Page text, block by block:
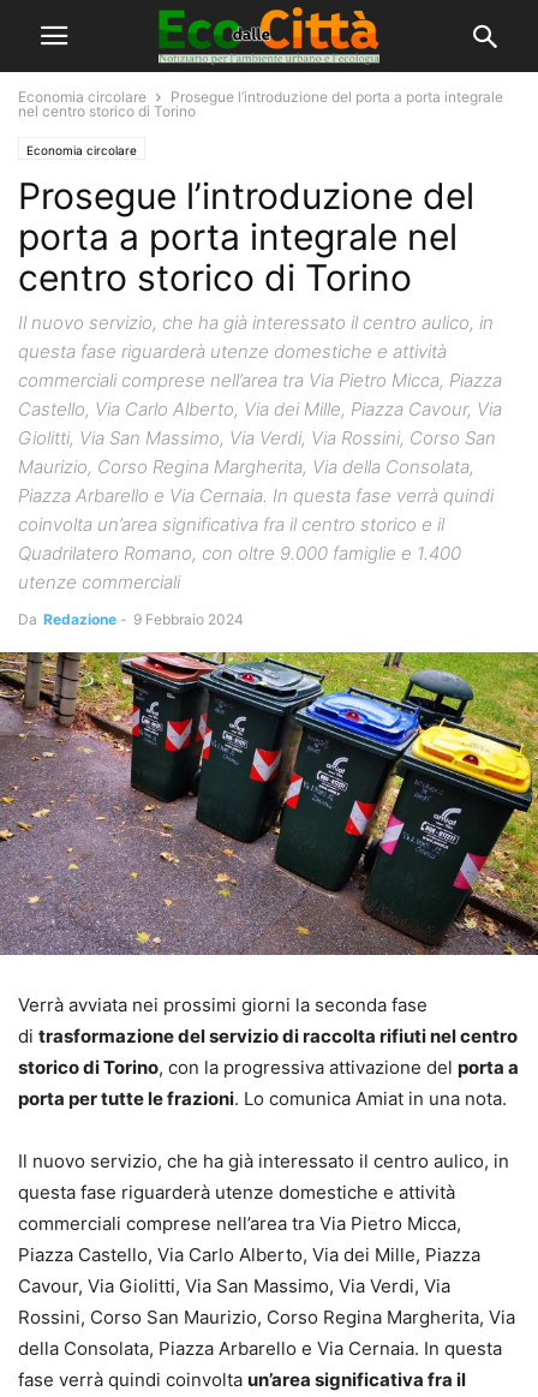
Economia circolare
Prosegue l’introduzione del porta a porta integrale
nel centro storico di Torino
Economia circolare
Prosegue l’introduzione del
porta a porta integrale nel
centro storico di Torino
Il nuovo servizio, che ha già interessato il centro aulico, in
questa fase riguarderà utenze domestiche e attività
commerciali comprese nell’area tra Via Pietro Micca, Piazza
Castello, Via Carlo Alberto, Via dei Mille, Piazza Cavour, Via
Giolitti, Via San Massimo, Via Verdi, Via Rossini, Corso San
Maurizio, Corso Regina Margherita, Via della Consolata,
Piazza Arbarello e Via Cernaia. In questa fase verrà quindi
coinvolta un’area significativa fra il centro storico e il
Quadrilatero Romano, con oltre 9.000 famiglie e 1.400
utenze commerciali
Da Redazione - 9 Febbraio 2024
Verrà avviata nei prossimi giorni la seconda fase
di trasformazione del servizio di raccolta rifiuti nel centro
storico di Torino, con la progressiva attivazione del porta a
porta per tutte le frazioni. Lo comunica Amiat in una nota.
Il nuovo servizio, che ha già interessato il centro aulico, in
questa fase riguarderà utenze domestiche e attività
commerciali comprese nell’area tra Via Pietro Micca,
Piazza Castello, Via Carlo Alberto, Via dei Mille, Piazza
Cavour, Via Giolitti, Via San Massimo, Via Verdi, Via
Rossini, Corso San Maurizio, Corso Regina Margherita, Via
della Consolata, Piazza Arbarello e Via Cernaia. In questa
fase verrà quindi coinvolta un’area significativa fra il